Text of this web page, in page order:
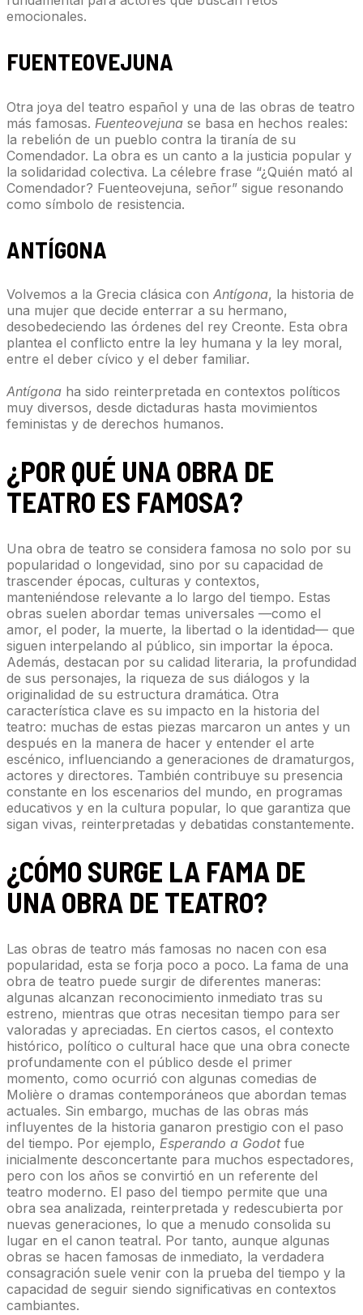
emocionales.
FUENTEOVEJUNA
Otra joya del teatro español y una de las obras de teatro
más famosas. Fuenteovejuna se basa en hechos reales:
la rebelión de un pueblo contra la tiranía de su
Comendador. La obra es un canto a la justicia popular y
la solidaridad colectiva. La célebre frase “¿Quién mató al
Comendador? Fuenteovejuna, señor” sigue resonando
como símbolo de resistencia.
ANTÍGONA
Volvemos a la Grecia clásica con Antígona, la historia de
una mujer que decide enterrar a su hermano,
desobedeciendo las órdenes del rey Creonte. Esta obra
plantea el conflicto entre la ley humana y la ley moral,
entre el deber cívico y el deber familiar.
Antígona ha sido reinterpretada en contextos políticos
muy diversos, desde dictaduras hasta movimientos
feministas y de derechos humanos.
¿POR QUÉ UNA OBRA DE
TEATRO ES FAMOSA?
Una obra de teatro se considera famosa no solo por su
popularidad o longevidad, sino por su capacidad de
trascender épocas, culturas y contextos,
manteniéndose relevante a lo largo del tiempo. Estas
obras suelen abordar temas universales —como el
amor, el poder, la muerte, la libertad o la identidad— que
siguen interpelando al público, sin importar la época.
Además, destacan por su calidad literaria, la profundidad
de sus personajes, la riqueza de sus diálogos y la
originalidad de su estructura dramática. Otra
característica clave es su impacto en la historia del
teatro: muchas de estas piezas marcaron un antes y un
después en la manera de hacer y entender el arte
escénico, influenciando a generaciones de dramaturgos,
actores y directores. También contribuye su presencia
constante en los escenarios del mundo, en programas
educativos y en la cultura popular, lo que garantiza que
sigan vivas, reinterpretadas y debatidas constantemente.
¿CÓMO SURGE LA FAMA DE
UNA OBRA DE TEATRO?
Las obras de teatro más famosas no nacen con esa
popularidad, esta se forja poco a poco. La fama de una
obra de teatro puede surgir de diferentes maneras:
algunas alcanzan reconocimiento inmediato tras su
estreno, mientras que otras necesitan tiempo para ser
valoradas y apreciadas. En ciertos casos, el contexto
histórico, político o cultural hace que una obra conecte
profundamente con el público desde el primer
momento, como ocurrió con algunas comedias de
Molière o dramas contemporáneos que abordan temas
actuales. Sin embargo, muchas de las obras más
influyentes de la historia ganaron prestigio con el paso
del tiempo. Por ejemplo, Esperando a Godotfue
inicialmente desconcertante para muchos espectadores,
pero con los años se convirtió en un referente del
teatro moderno. El paso del tiempo permite que una
obra sea analizada, reinterpretada y redescubierta por
nuevas generaciones, lo que a menudo consolida su
lugar en el canon teatral. Por tanto, aunque algunas
obras se hacen famosas de inmediato, la verdadera
consagración suele venir con la prueba del tiempo y la
capacidad de seguir siendo significativas en contextos
cambiantes.